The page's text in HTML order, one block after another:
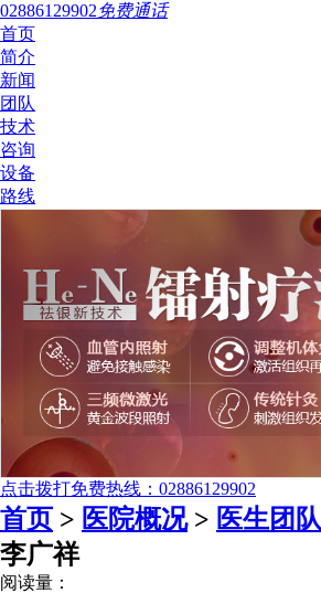
02886129902免费通话
首页
简介
新闻
团队
技术
咨询
设备
路线
点击拨打免费热线：02886129902
首页 > 医院概况> 医生团队
李广祥
阅读量：